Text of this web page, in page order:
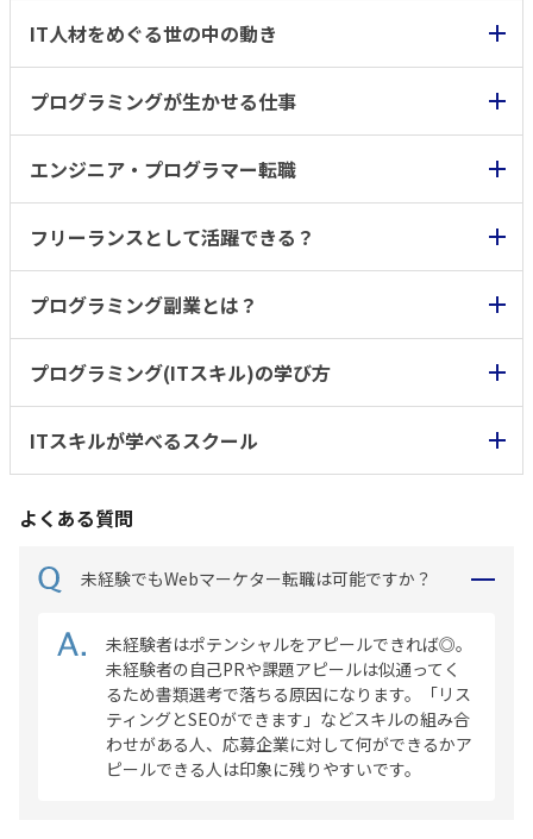
IT人材をめぐる世の中の動き
プログラミングが生かせる仕事
エンジニア・プログラマー転職
フリーランスとして活躍できる？
プログラミング副業とは？
プログラミング(ITスキル)の学び方
ITスキルが学べるスクール
よくある質問
未経験でもWebマーケター転職は可能ですか？
未経験者はポテンシャルをアピールできれば◎。
未経験者の自己PRや課題アピールは似通ってく
るため書類選考で落ちる原因になります。「リス
ティングとSEOができます」などスキルの組み合
わせがある人、応募企業に対して何ができるかア
ピールできる人は印象に残りやすいです。